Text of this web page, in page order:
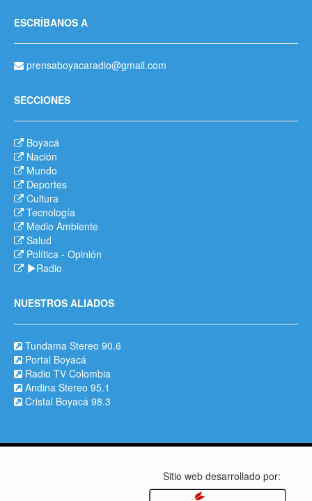
ESCRÍBANOS A
prensaboyacaradio@gmail.com
SECCIONES
Boyacá
Nación
Mundo
Deportes
Cultura
Tecnología
Medio Ambiente
Salud
Política - Opinión
Radio
NUESTROS ALIADOS
Tundama Stereo 90.6
Portal Boyacá
Radio TV Colombia
Andina Stereo 95.1
Cristal Boyacá 98.3
Sitio web desarrollado por: